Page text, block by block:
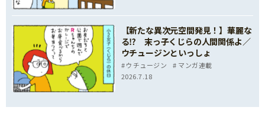
【新たな異次元空間発見！】華麗な
る⁉ 末っ子くじらの人間関係よ／
ウチュージンといっしょ
ウチュージン
マンガ連載
2026.7.18